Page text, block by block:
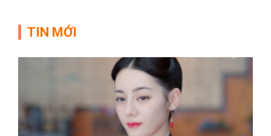
TIN MỚI